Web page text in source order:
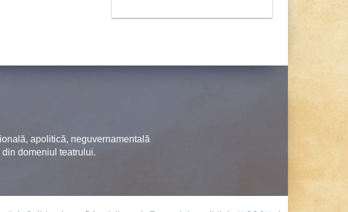
apolitică, neguvernamentală
domeniul teatrului.